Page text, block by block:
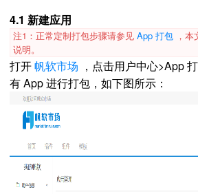
4.1 新建应用
注1：正常定制打包步骤请参见 App 打包 ，
说明。
打开帆软市场 ，点击用户中心>App
有 App 进行打包，如下图所示：